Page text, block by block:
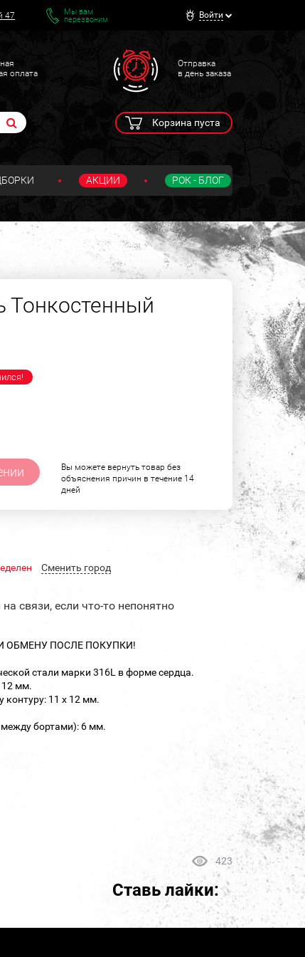
47
Мы вам
перезвоним
Войти
оплата
Отправка
в день заказа
Корзина пуста
АКЦИИ РОК - БЛОГ
Тонкостенный
Вы можете вернуть товар без
объяснения причин в течение 14
дней
Cменить город
связи, если что-то непонятно
ОБМЕНУ ПОСЛЕ ПОКУПКИ!
стали марки 316L в форме сердца.
12 мм.
контуру: 11 х 12 мм.
бортами): 6 мм.
423
Ставь лайки: